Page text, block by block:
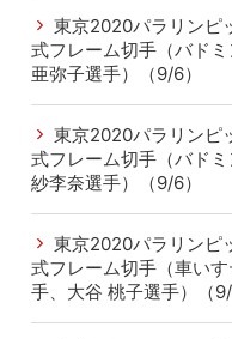
東京2020パラリン
式フレーム切手（バド
亜弥子選手）（9/6）
東京2020パラリン
式フレーム切手（バド
紗李奈選手）（9/6）
東京2020パラリン
式フレーム切手（車い
手、大谷 桃子選手）（9/